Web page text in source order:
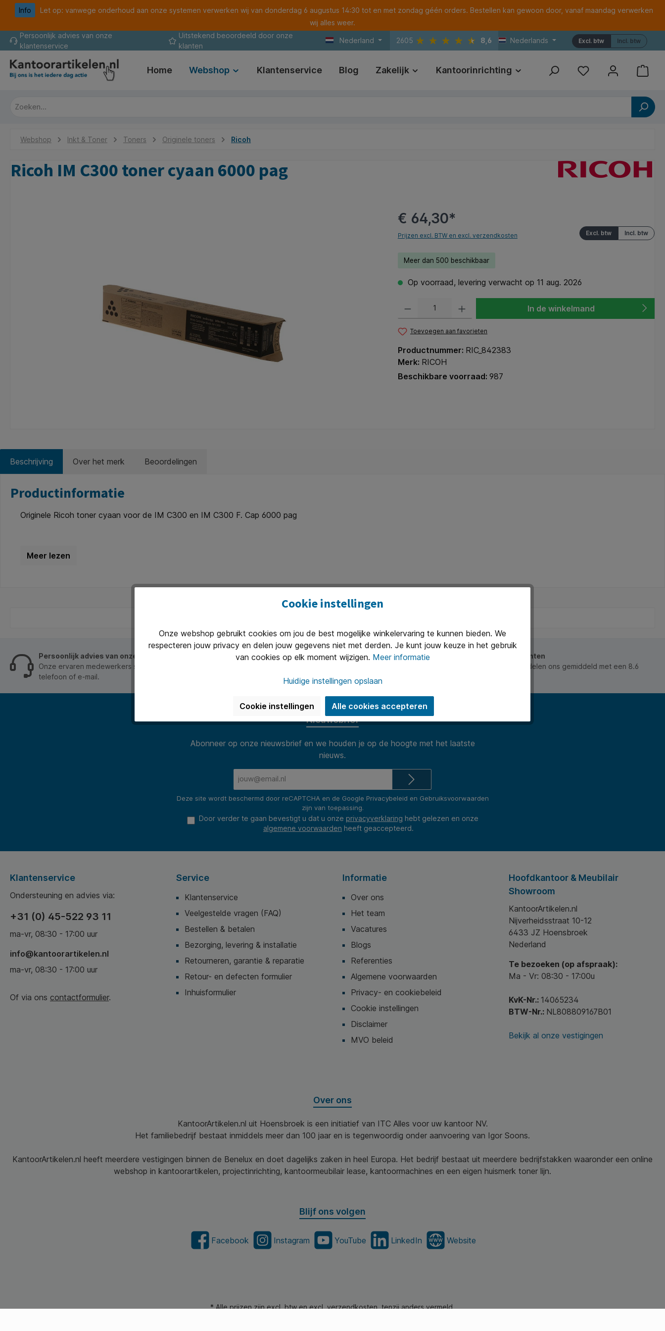
Ga naar de hoofdnavigatie
Info
Let op: vanwege onderhoud aan onze systemen verwerken wij van donderdag 6 augustus 14:30 tot en met zondag géén orders. Bestellen kan gewoon door, vanaf maandag verwerken
wij alles weer.
Persoonlijk advies van onze
klantenservice
Uitstekend beoordeeld door onze
klanten
Nederland 2605 8,6 Nederlands Incl. btw
Excl. btw
Home Webshop Klantenservice Blog Zakelijk Kantoorinrichting Print Referenties
Webshop Inkt & Toner Toners Originele toners Ricoh
Ricoh IM C300 toner cyaan 6000 pag
€ 64,30*
Incl. btw
Excl. btw
Prijzen excl. BTW en excl. verzendkosten
Meer dan 500 beschikbaar
Op voorraad, levering verwacht op 11 aug. 2026
In de winkelmand
Toevoegen aan favorieten
Productnummer: RIC_842383
Merk: RICOH
Beschikbare voorraad: 987
Beschrijving Over het merk Beoordelingen
Productinformatie
Originele Ricoh toner cyaan voor de IM C300 en IM C300 F. Cap 6000 pag
Persoonlijk advies van onze klantenservice
Onze ervaren medewerkers staan je graag op werkdagen van 8.30 tot 17.00 te woord per
telefoon of e-mail.
Uitstekend beoordeeld door onze klanten
Onze klanten waarderen ons en beoordelen ons gemiddeld met een 8.6
Nieuwsbrief
Abonneer op onze nieuwsbrief en we houden je op de hoogte met het laatste
nieuws.
Deze site wordt beschermd door reCAPTCHA en de Google Privacybeleid en Gebruiksvoorwaarden
zijn van toepassing.
Door verder te gaan bevestigt u dat u onze privacyverklaring hebt gelezen en onze
algemene voorwaarden heeft geaccepteerd.
Klantenservice
Ondersteuning en advies via:
+31 (0) 45-522 93 11
ma-vr, 08:30 - 17:00 uur
info@kantoorartikelen.nl
ma-vr, 08:30 - 17:00 uur
Of via ons contactformulier.
Service
Klantenservice
Veelgestelde vragen (FAQ)
Bestellen & betalen
Bezorging, levering & installatie
Retourneren, garantie & reparatie
Retour- en defecten formulier
Inhuisformulier
Informatie
Over ons
Het team
Vacatures
Blogs
Referenties
Algemene voorwaarden
Privacy- en cookiebeleid
Cookie instellingen
Disclaimer
MVO beleid
Hoofdkantoor & Meubilair
Showroom
KantoorArtikelen.nl
Nijverheidsstraat 10-12
6433 JZ Hoensbroek
Nederland
Te bezoeken (op afspraak):
Ma - Vr: 08:30 - 17:00u
KvK-Nr.: 14065234
BTW-Nr.: NL808809167B01
Bekijk al onze vestigingen
Over ons
KantoorArtikelen.nl uit Hoensbroek is een initiatief van ITC Alles voor uw kantoor NV.
Het familiebedrijf bestaat inmiddels meer dan 100 jaar en is tegenwoordig onder aanvoering van Igor Soons.
KantoorArtikelen.nl heeft meerdere vestigingen binnen de Benelux en doet dagelijks zaken in heel Europa. Het bedrijf bestaat uit meerdere bedrijfstakken waaronder een online
webshop in kantoorartikelen, projectinrichting, kantoormeubilair lease, kantoormachines en een eigen huismerk toner lijn.
Blijf ons volgen
Facebook Instagram YouTube LinkedIn Website
* Alle prijzen zijn excl. btw en excl. verzendkosten, tenzij anders vermeld.
Cookie instellingen
Onze webshop gebruikt cookies om jou de best mogelijke winkelervaring te kunnen bieden. We
respecteren jouw privacy en delen jouw gegevens niet met derden. Je kunt jouw keuze in het gebruik
van cookies op elk moment wijzigen. Meer informatie
Huidige instellingen opslaan
Cookie instellingen Alle cookies accepteren